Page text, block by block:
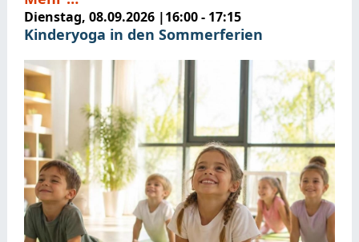
Dienstag, 08.09.2026 |16:00 - 17:15
Kinderyoga in den Sommerferien